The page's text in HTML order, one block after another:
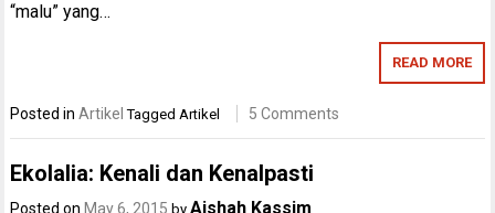
“malu” yang…
READ MORE
Posted inArtikel TaggedArtikel 5 Comments
Ekolalia: Kenali dan Kenalpasti
Posted on May 6, 2015 byAishah Kassim